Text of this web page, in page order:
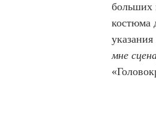
больших
костюма
указания
мне